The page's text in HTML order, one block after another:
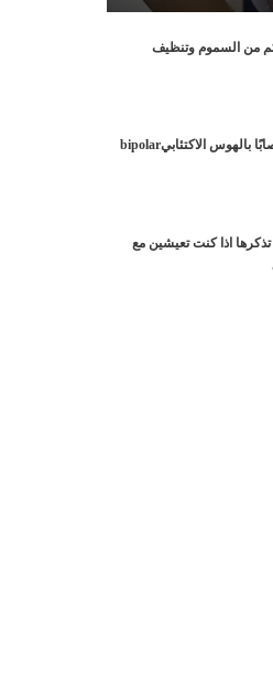
من السموم وتنظيف
كيف تميّزون شخصًا مصابًا بالهوس الاكتئابيbipolar
تذكرها اذا كنت تعيشين مع